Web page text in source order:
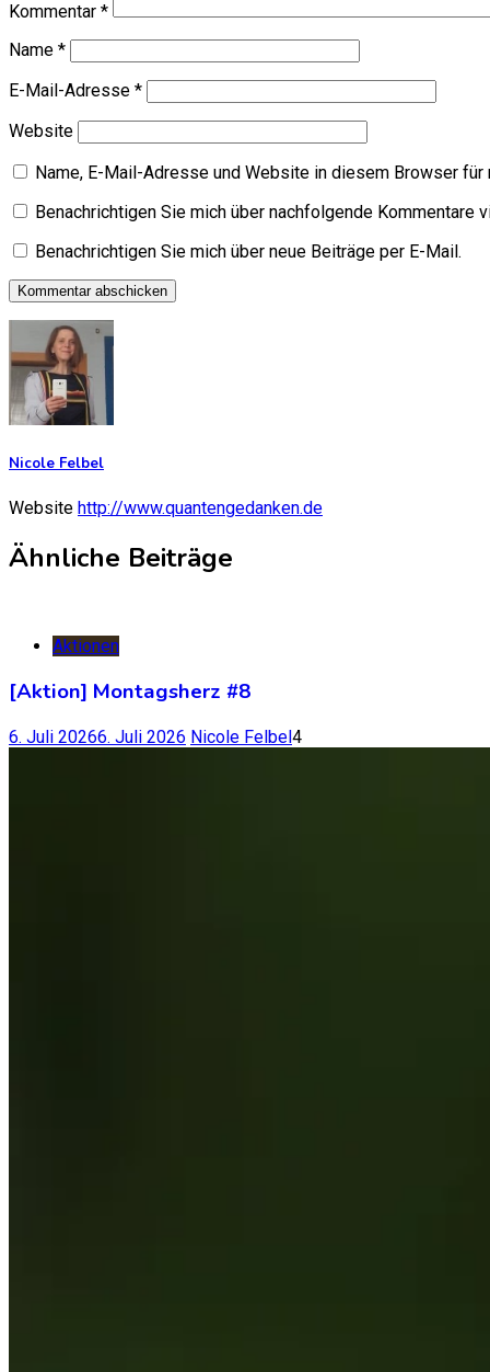
Kommentar *
Name *
E-Mail-Adresse *
Website
Name, E-Mail-Adresse und Website in diesem Browser
Benachrichtigen Sie mich über nachfolgende Kommentare
Benachrichtigen Sie mich über neue Beiträge per E-Mail.
Nicole Felbel
Website http://www.quantengedanken.de
Ähnliche Beiträge
Aktionen
[Aktion] Montagsherz #8
6. Juli 20266. Juli 2026 Nicole Felbel4